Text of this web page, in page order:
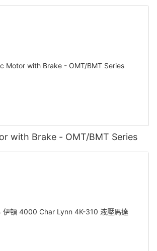
with Brake - OMT/BMT Series